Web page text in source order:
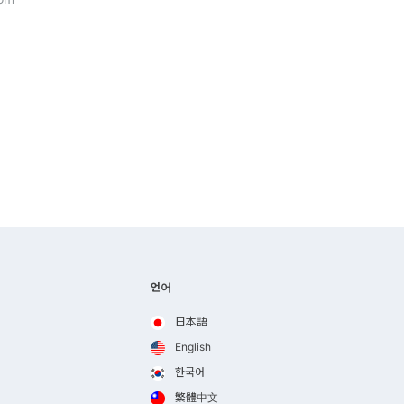
언어
日本語
English
한국어
繁體中文